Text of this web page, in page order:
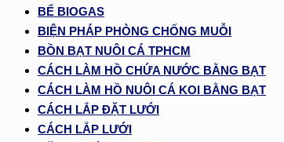
BỂ BIOGAS
BIỆN PHÁP PHÒNG CHỐNG MUỖI
BỒN BẠT NUÔI CÁ TPHCM
CÁCH LÀM HỒ CHỨA NƯỚC BẰNG BẠT
CÁCH LÀM HỒ NUÔI CÁ KOI BẰNG BẠT
CÁCH LẮP ĐẶT LƯỚI
CÁCH LẮP LƯỚI